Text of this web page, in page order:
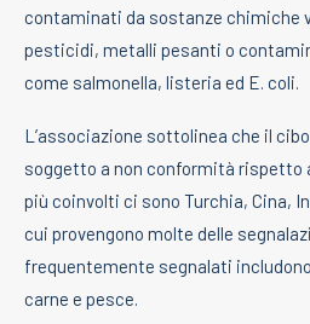
contaminati da sostanze chimiche
pesticidi, metalli pesanti o
come salmonella, listeria ed E. coli.
L’associazione sottolinea che il
soggetto a non conformità rispetto
più coinvolti ci sono Turchia, Cina,
cui provengono molte delle
frequentemente segnalati
carne e pesce.